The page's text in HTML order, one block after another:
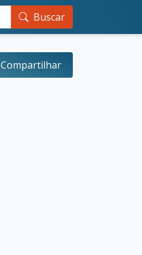
Buscar
Compartilhar